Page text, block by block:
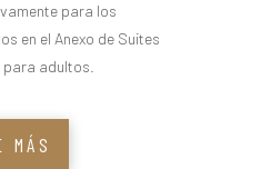
para los
en el Anexo de Suites
adultos.
MÁS